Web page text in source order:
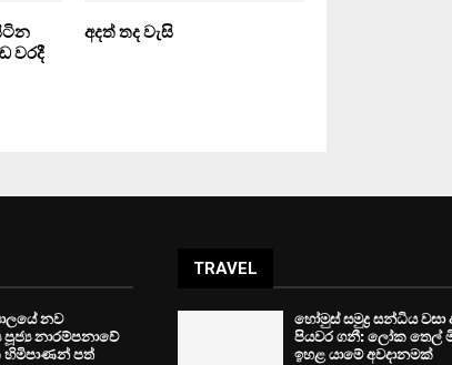
වරදී
අදත් තද වැසි
නව
නාරම්පනාවේ
පත්
TRAVEL
හෝමුස් සමුද්‍ර සන්ධිය වසා
පියවර ගනී: ලෝක තෙල්
ඉහළ යාමේ අවදානමක්